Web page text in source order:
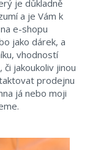
je důkladně
a je Vám k
e-shopu
jako dárek, a
vhodností
jakoukoliv jinou
prodejnu
já nebo moji